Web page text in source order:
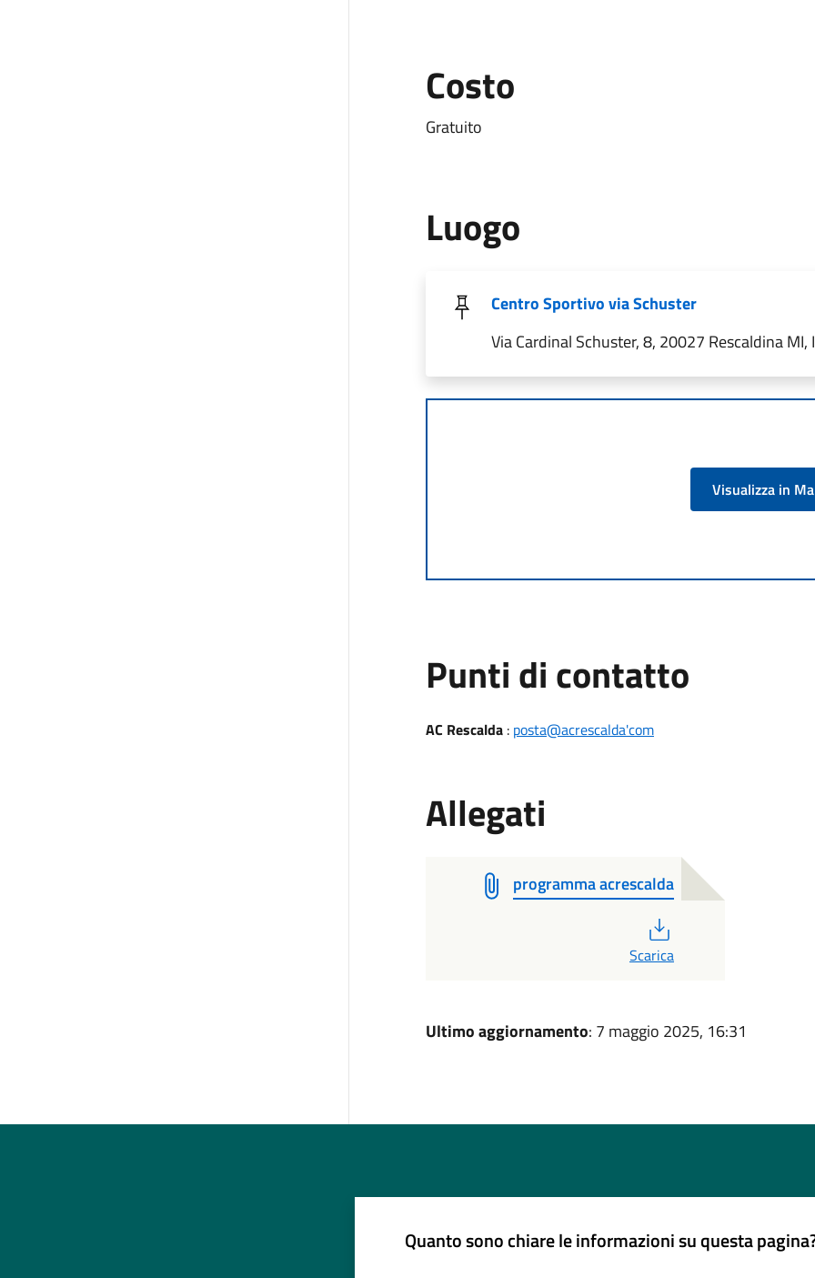
Costo
Gratuito
Luogo
Centro Sportivo via Schuster
Via Cardinal Schuster, 8, 20027 Rescaldina MI,
Visualizza in
Punti di contatto
AC Rescalda: posta@acrescalda'com
Allegati
programma acrescalda
Scarica
Ultimo aggiornamento: 7 maggio 2025, 16:31
Quanto sono chiare le informazioni su questa